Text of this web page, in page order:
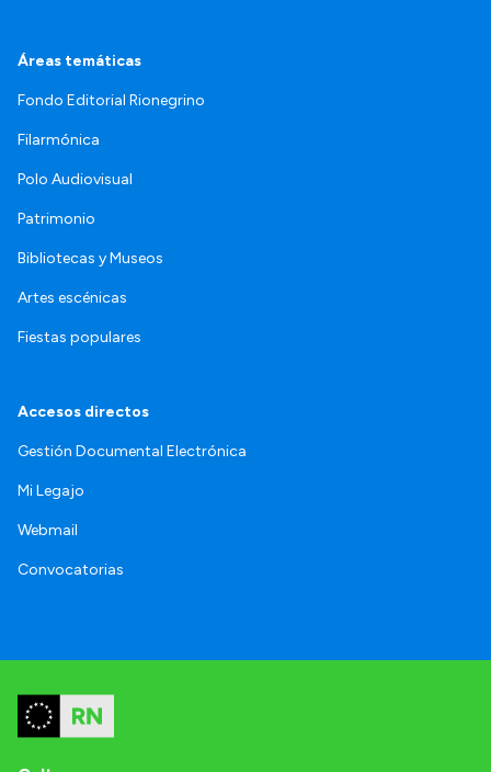
Áreas temáticas
Fondo Editorial Rionegrino
Filarmónica
Polo Audiovisual
Patrimonio
Bibliotecas y Museos
Artes escénicas
Fiestas populares
Accesos directos
Gestión Documental Electrónica
Mi Legajo
Webmail
Convocatorias